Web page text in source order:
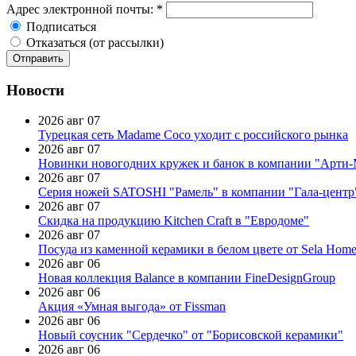
Адрес электронной почты: *
Подписаться
Отказаться (от рассылки)
Новости
2026 авг 07
Турецкая сеть Madame Coco уходит с российского рынка
2026 авг 07
Новинки новогодних кружек и банок в компании
2026 авг 07
Серия ножей SATOSHI "Рамель" в компании "Гала-
2026 авг 07
Скидка на продукцию Kitchen Craft в "Евродоме"
2026 авг 07
Посуда из каменной керамики в белом цвете от Sela Home
2026 авг 06
Новая коллекция Balance в компании FineDesignGroup
2026 авг 06
Акция «Умная выгода» от Fissman
2026 авг 06
Новый соусник "Сердечко" от "Борисовской керамики"
2026 авг 06